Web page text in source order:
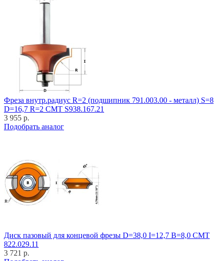
Фреза внутр.радиус R=2 (подшипник 791.003.00 - металл) S=8
D=16,7 R=2 CMT S938.167.21
3 955 р.
Подобрать аналог
Диск пазовый для концевой фрезы D=38,0 I=12,7 B=8,0 CMT
822.029.11
3 721 р.